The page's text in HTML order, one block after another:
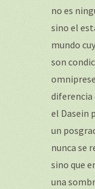
no es
sino el
mundo
son
diferencia
el Dasein
un
nunca se
sino que
una